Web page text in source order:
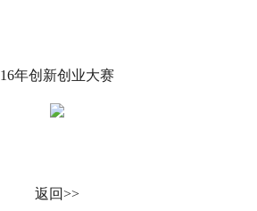
16年创新创业大赛
返回>>